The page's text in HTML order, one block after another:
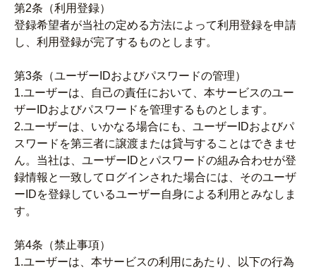
第2条（利用登録）
登録希望者が当社の定める方法によって利用登録を申請
し、利用登録が完了するものとします。
第3条（ユーザーIDおよびパスワードの管理）
1.ユーザーは、自己の責任において、本サービスのユー
ザーIDおよびパスワードを管理するものとします。
2.ユーザーは、いかなる場合にも、ユーザーIDおよびパ
スワードを第三者に譲渡または貸与することはできませ
ん。当社は、ユーザーIDとパスワードの組み合わせが登
録情報と一致してログインされた場合には、そのユーザ
ーIDを登録しているユーザー自身による利用とみなしま
す。
第4条（禁止事項）
1.ユーザーは、本サービスの利用にあたり、以下の行為